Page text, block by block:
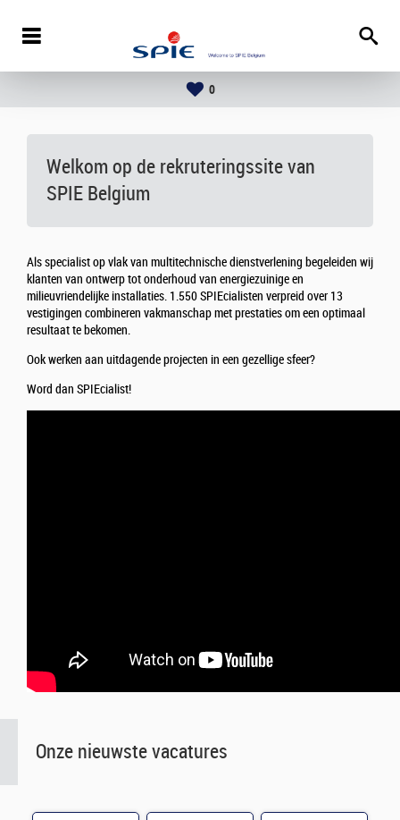
0
Welkom op de rekruteringssite van
SPIE Belgium
Als specialist op vlak van multitechnische dienstverlening begeleiden wij
klanten van ontwerp tot onderhoud van energiezuinige en
milieuvriendelijke installaties. 1.550 SPIEcialisten verpreid over 13
vestigingen combineren vakmanschap met prestaties om een optimaal
resultaat te bekomen.
Ook werken aan uitdagende projecten in een gezellige sfeer?
Word dan SPIEcialist!
Onze nieuwste vacatures